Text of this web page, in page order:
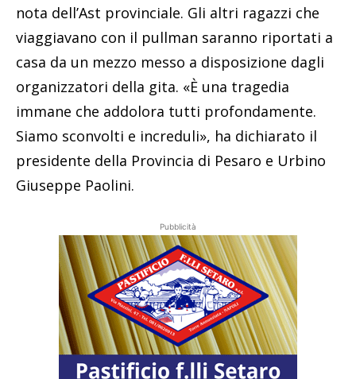
nota dell’Ast provinciale. Gli altri ragazzi che
viaggiavano con il pullman saranno riportati a
casa da un mezzo messo a disposizione dagli
organizzatori della gita. «È una tragedia
immane che addolora tutti profondamente.
Siamo sconvolti e increduli», ha dichiarato il
presidente della Provincia di Pesaro e Urbino
Giuseppe Paolini.
Pubblicità